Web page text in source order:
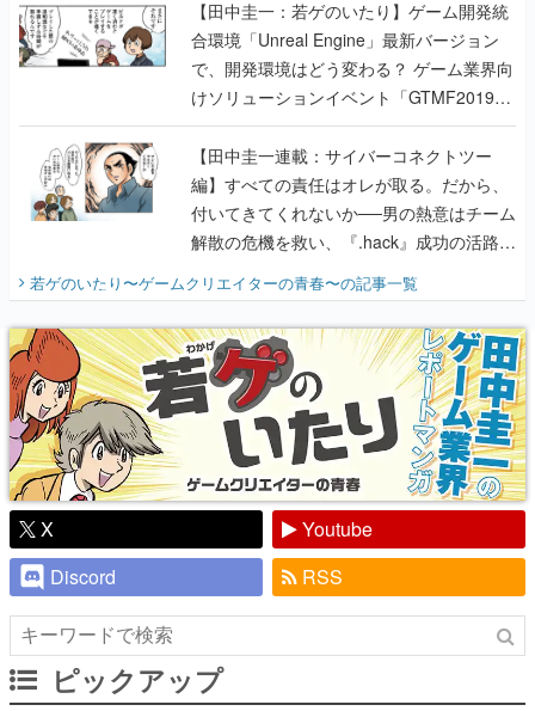
【田中圭一：若ゲのいたり】ゲーム開発統
合環境「Unreal Engine」最新バージョン
で、開発環境はどう変わる？ ゲーム業界向
けソリューションイベント「GTMF2019」
に行って、より理解を深めよう【PR】
【田中圭一連載：サイバーコネクトツー
編】すべての責任はオレが取る。だから、
付いてきてくれないか──男の熱意はチーム
解散の危機を救い、『.hack』成功の活路を
開く。業界の快男児・松山 洋に流れる血は
『少年ジャンプ』色だった【若ゲのいた
り】
若ゲのいたり〜ゲームクリエイターの青春〜の記事一覧
X
Youtube
Discord
RSS
ピックアップ